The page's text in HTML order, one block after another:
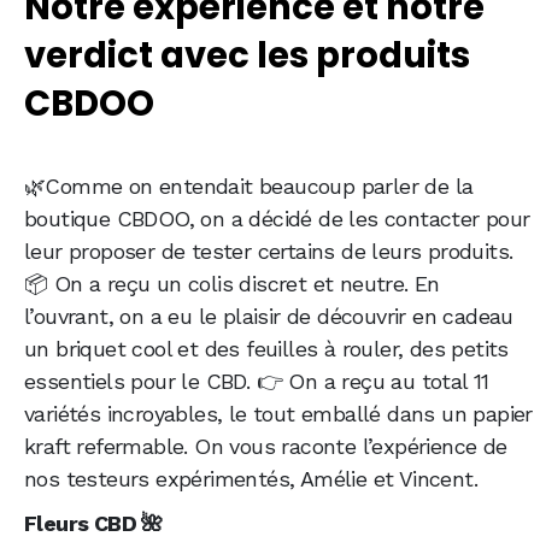
verdict avec les produits
CBDOO
🌿Comme on entendait beaucoup parler de la
boutique CBDOO, on a décidé de les contacter pour
leur proposer de tester certains de leurs produits.
📦 On a reçu un colis discret et neutre. En
l’ouvrant, on a eu le plaisir de découvrir en cadeau
un briquet cool et des feuilles à rouler, des petits
essentiels pour le CBD. 👉 On a reçu au total 11
variétés incroyables, le tout emballé dans un papier
kraft refermable. On vous raconte l’expérience de
nos testeurs expérimentés, Amélie et Vincent.
Fleurs CBD 🌺